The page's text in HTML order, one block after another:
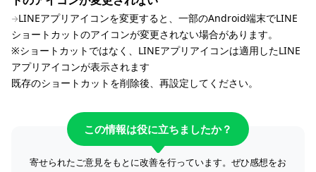
LINEアプリアイコンを変更すると、一部のAndroid端末でLINE
ショートカットのアイコンが変更されない場合があります。
※ショートカットではなく、LINEアプリアイコンは適用したLINE
アプリアイコンが表示されます
既存のショートカットを削除後、再設定してください。
この情報は役に立ちましたか？
寄せられたご意見をもとに改善を行っています。ぜひ感想をお